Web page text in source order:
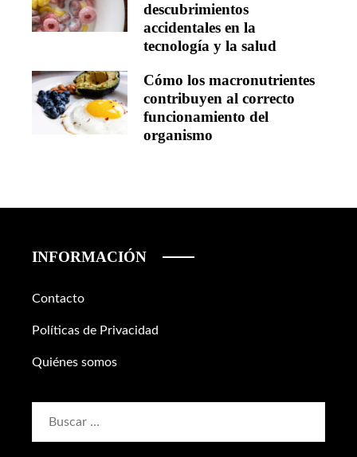
descubrimientos
accidentales en la
tecnología y la salud
Cómo los macronutrientes
contribuyen al correcto
funcionamiento del
organismo
INFORMACIÓN
Contacto
Políticas de Privacidad
Quiénes somos